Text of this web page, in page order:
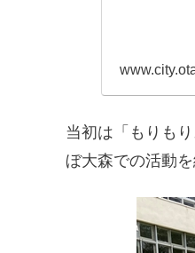
当初は「もりも
ぼ大森での活動